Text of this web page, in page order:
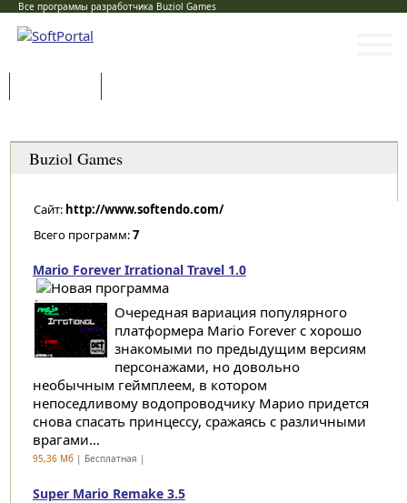
Все программы разработчика Buziol Games
Buziol Games
Сайт: http://www.softendo.com/
Всего программ:7
Mario Forever Irrational Travel 1.0
Очередная вариация популярного
платформера Mario Forever с хорошо
знакомыми по предыдущим версиям
персонажами, но довольно
необычным геймплеем, в котором
непоседливому водопроводчику Марио придется
снова спасать принцессу, сражаясь с различными
врагами...
95,36 Мб| Бесплатная |
Super Mario Remake 3.5